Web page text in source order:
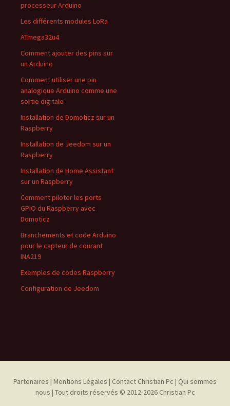
processeur Arduino
Les différents modules LoRa
ATmega32u4
Comment ajouter des pins sur
un Arduino
Comment utiliser une pin
analogique Arduino comme une
sortie digitale
Installation de Domoticz sur un
Raspberry
Installation de Jeedom sur un
Raspberry
Installation de Home Assistant
sur un Raspberry
Comment piloter les ports
GPIO du Raspberry avec
Domoticz
Branchements et code Arduino
pour le capteur de courant
INA219
Exemples de codes Raspberry
Configuration de Jeedom
Partenaires | Mentions Légales | Contact Christian Pc | Qui sommes
nous | Tout droits réservés © 2012-2026 Christian Pc